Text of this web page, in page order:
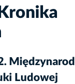
Ludowej